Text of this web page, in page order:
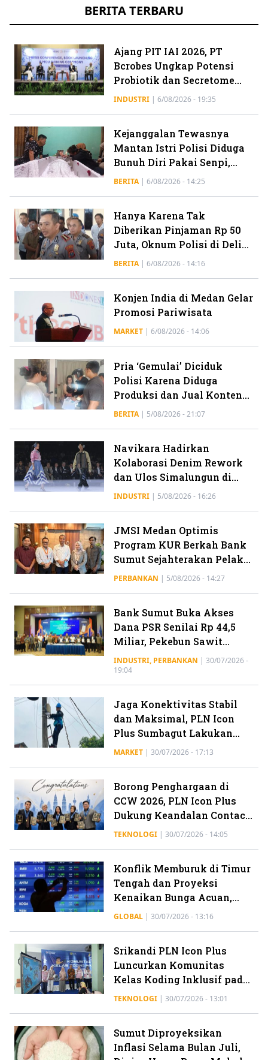
BERITA TERBARU
Ajang PIT IAI 2026, PT
Bcrobes Ungkap Potensi
Probiotik dan Secretome
untuk Penanganan
INDUSTRI |6/08/2026 - 19:35
Kejanggalan Tewasnya
Mantan Istri Polisi Diduga
Bunuh Diri Pakai Senpi,
Keluarga Ungkap Hal Ini
BERITA|6/08/2026 - 14:25
Hanya Karena Tak
Diberikan Pinjaman Rp 50
Juta, Oknum Polisi di Deli
Serdang Bunuh Nenek 69
BERITA|6/08/2026 - 14:16
Konjen India di Medan Gelar
Promosi Pariwisata
MARKET |6/08/2026 - 14:06
Pria ‘Gemulai’ Diciduk
Polisi Karena Diduga
Produksi dan Jual Konten
Esek-esek Sesama Jenis
BERITA| 5/08/2026 - 21:07
Navikara Hadirkan
Kolaborasi Denim Rework
dan Ulos Simalungun di
Panggung BTN IFW 2026
INDUSTRI | 5/08/2026 - 16:26
JMSI Medan Optimis
Program KUR Berkah Bank
Sumut Sejahterakan Pelaku
UMKM
PERBANKAN | 5/08/2026 - 14:27
Bank Sumut Buka Akses
Dana PSR Senilai Rp 44,5
Miliar, Pekebun Sawit
Diharapkan Bisa
Meningkatkan Hasil Panen
INDUSTRI, PERBANKAN |30/07/2026 -
19:04
Jaga Konektivitas Stabil
dan Maksimal, PLN Icon
Plus Sumbagut Lakukan
Pemeliharaan Jaringan
MARKET |30/07/2026 - 17:13
Borong Penghargaan di
CCW 2026, PLN Icon Plus
Dukung Keandalan Contact
Center PLN
TEKNOLOGI |30/07/2026 - 14:05
Konflik Memburuk di Timur
Tengah dan Proyeksi
Kenaikan Bunga Acuan,
Bisa Picu Pelemahan
GLOBAL |30/07/2026 - 13:16
Srikandi PLN Icon Plus
Luncurkan Komunitas
Kelas Koding Inklusif pada
Hari Anak Nasional
TEKNOLOGI |30/07/2026 - 13:01
Sumut Diproyeksikan
Inflasi Selama Bulan Juli,